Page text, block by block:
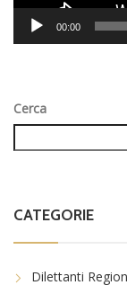
00:00
Cerca
CATEGORIE
Dilettanti